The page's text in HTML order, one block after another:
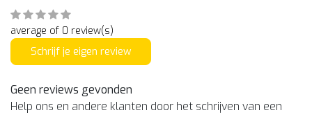
average of 0 review(s)
Schrijf je eigen review
Geen reviews gevonden
Help ons en andere klanten door het schrijven van een